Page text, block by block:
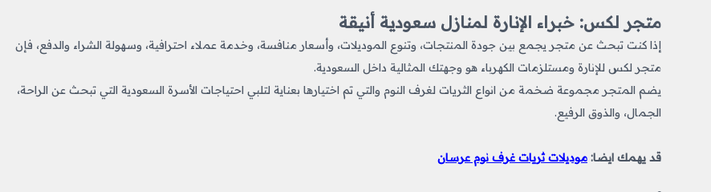
متجر لكس: خبراء الإنارة لمنازل سعودية أنيقة
إذا كنت تبحث عن متجر يجمع بين جودة المنتجات، وتنوع الموديلات، وأسعار منافسة، وخدمة عملاء احترافية، وسهولة الشراء والدفع، فإن
متجر لكس للإنارة ومستلزمات الكهرباء هو وجهتك المثالية داخل السعودية.
يضم المتجر مجموعة ضخمة من انواع الثريات لغرف النوم والتي تم اختيارها بعناية لتلبي احتياجات الأسرة السعودية التي تبحث عن الراحة،
الجمال، والذوق الرفيع.
قد يهمك ايضا: موديلات ثريات غرف نوم عرسان